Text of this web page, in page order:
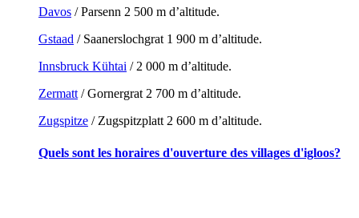
Davos / Parsenn 2 500 m d’altitude.
Gstaad / Saanerslochgrat 1 900 m d’altitude.
Innsbruck Kühtai / 2 000 m d’altitude.
Zermatt/ Gornergrat 2 700 m d’altitude.
Zugspitze / Zugspitzplatt 2 600 m d’altitude.
Quels sont les horaires d'ouverture des villages d'igloos?